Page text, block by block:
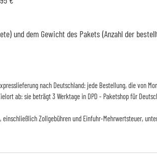
und dem Gewicht des Pakets (Anzahl der
nach Deutschland: jede Bestellung, die von
ab: sie beträgt 3 Werktage in DPD - Paketshop für
Zollgebühren und Einfuhr-Mehrwertsteuer,